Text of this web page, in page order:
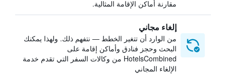
مقارنة أماكن الإقامة المثالية.
إلغاء مجاني
من الوارد أن تتغير الخطط — نتفهم ذلك. ولهذا يمكنك
البحث وحجز فنادق وأماكن إقامة على
HotelsCombined من وكالات السفر التي تقدم خدمة
الإلغاء المجاني